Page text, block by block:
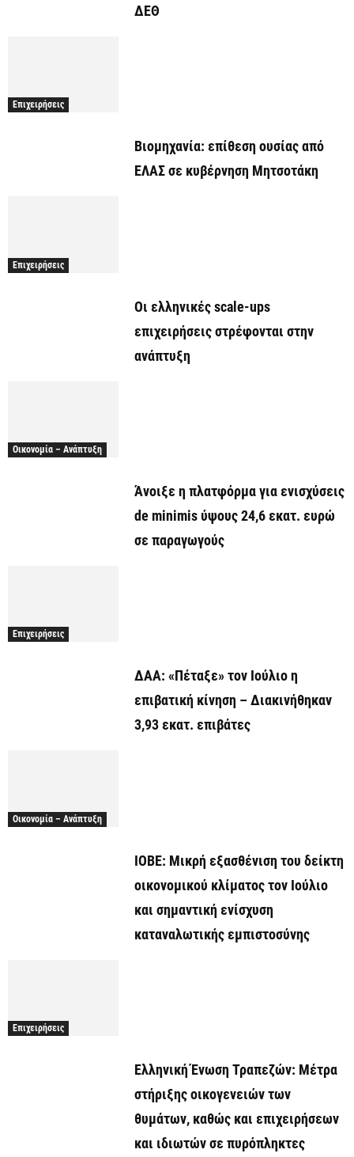
ΔΕΘ
Επιχειρήσεις
Βιομηχανία: επίθεση ουσίας από
ΕΛΑΣ σε κυβέρνηση Μητσοτάκη
Επιχειρήσεις
Οι ελληνικές scale-ups
επιχειρήσεις στρέφονται στην
ανάπτυξη
Οικονομία – Ανάπτυξη
Άνοιξε η πλατφόρμα για ενισχύσεις
de minimis ύψους 24,6 εκατ. ευρώ
σε παραγωγούς
Επιχειρήσεις
ΔΑΑ: «Πέταξε» τον Ιούλιο η
επιβατική κίνηση – Διακινήθηκαν
3,93 εκατ. επιβάτες
Οικονομία – Ανάπτυξη
ΙΟΒΕ: Μικρή εξασθένιση του δείκτη
οικονομικού κλίματος τον Ιούλιο
και σημαντική ενίσχυση
καταναλωτικής εμπιστοσύνης
Επιχειρήσεις
Ελληνική Ένωση Τραπεζών: Μέτρα
στήριξης οικογενειών των
θυμάτων, καθώς και επιχειρήσεων
και ιδιωτών σε πυρόπληκτες